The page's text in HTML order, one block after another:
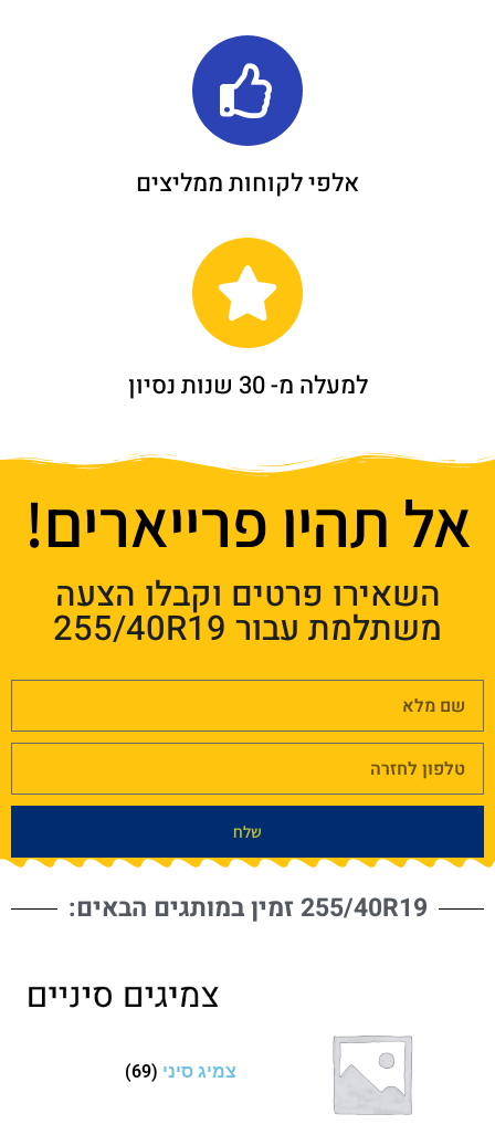
אלפי לקוחות ממליצים
למעלה מ- 30 שנות נסיון
אל תהיו פרייארים!
השאירו פרטים וקבלו הצעה
משתלמת עבור 255/40R19
שלח
255/40R19 זמין במותגים הבאים:
צמיג סיני (69)